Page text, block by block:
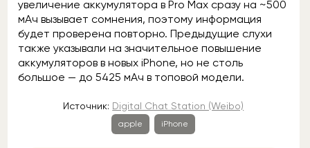
увеличение аккумулятора в Pro Max сразу на ~500
мАч вызывает сомнения, поэтому информация
будет проверена повторно. Предыдущие слухи
также указывали на значительное повышение
аккумуляторов в новых iPhone, но не столь
большое — до 5425 мАч в топовой модели.
Источник: Digital Chat Station (Weibo)
apple iPhone